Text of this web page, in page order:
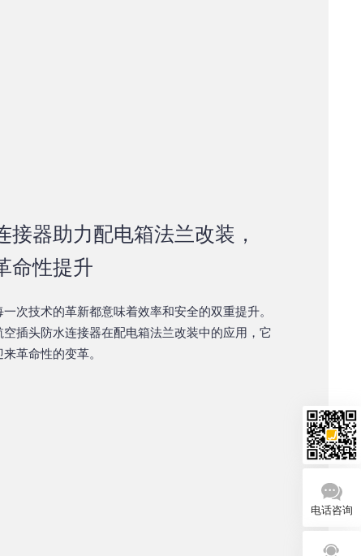
20251230，认证依据UL 6703:2014-08-
接器助力配电箱法兰改装，
命性提升
次技术的革新都意味着效率和安全的双重提升。
插头防水连接器在配电箱法兰改装中的应用，它
革命性的变革。
电话咨询